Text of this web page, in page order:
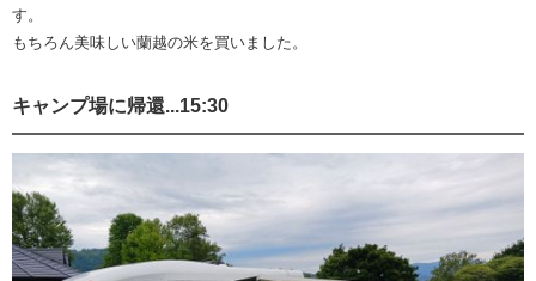
す。
もちろん美味しい蘭越の米を買いました。
キャンプ場に帰還...15:30